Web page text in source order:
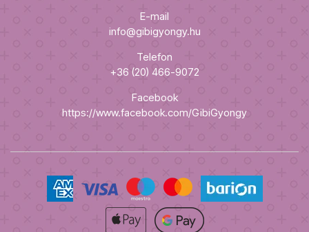
E-mail
info@gibigyongy.hu
Telefon
+36 (20) 466-9072
Facebook
https://www.facebook.com/GibiGyongy